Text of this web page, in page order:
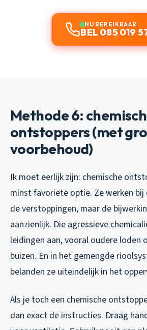
NU BEREIKBAAR
BEL 085 019
Methode 6:
ontstoppers (met
voorbehoud)
Ik moet eerlijk zijn: chemische
minst favoriete optie. Ze werken bij
de verstoppingen, maar de
aanzienlijk. Die agressieve
leidingen aan, vooral oudere loden
buizen. En in het gemengde
belanden ze uiteindelijk in het
Als je toch een chemische
dan exact de instructies. Draag